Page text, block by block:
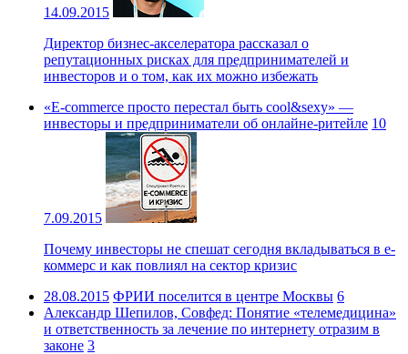
14.09.2015
Директор бизнес-акселератора рассказал о
репутационных рисках для предпринимателей и
инвесторов и о том, как их можно избежать
«E-commerce просто перестал быть cool&sexy» —
инвесторы и предприниматели об онлайне-ритейле 10
7.09.2015
Почему инвесторы не спешат сегодня вкладываться в е-
коммерс и как повлиял на сектор кризис
28.08.2015 ФРИИ поселится в центре Москвы 6
Александр Шепилов, Совфед: Понятие «телемедицина»
и ответственность за лечение по интернету отразим в
законе 3